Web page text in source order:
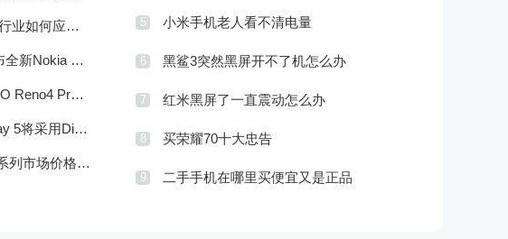
忠机者手机专卖平台：二手手机行业如何应对大数据的应用
忠机者手机专卖平台：Nokia发布全新Nokia 7.5，搭载大电池和优化相机
忠机者手机专卖平台：二手OPPO Reno4 Pro市场价格持续上涨
忠机者手机专卖平台：Honor Play 5将采用Dimensity 800U芯片
忠机者手机专卖平台：vivo S10系列市场价格走势平稳
5 小米手机老人看不清电量
6 黑鲨3突然黑屏开不了机怎么办
7 红米黑屏了一直震动怎么办
8 买荣耀70十大忠告
9 二手手机在哪里买便宜又是正品